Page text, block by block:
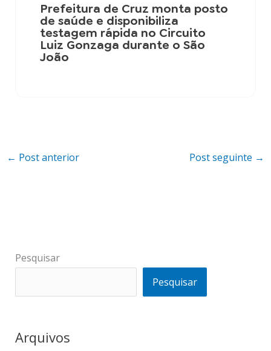
Prefeitura de Cruz monta posto
de saúde e disponibiliza
testagem rápida no Circuito
Luiz Gonzaga durante o São
João
← Post anterior Post seguinte →
Pesquisar
Pesquisar
Arquivos